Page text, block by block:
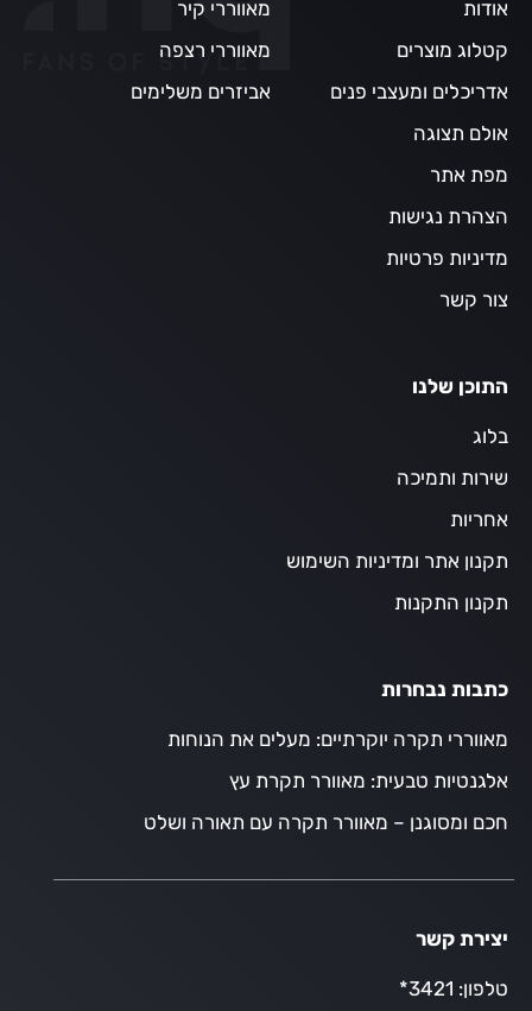
אודות
קטלוג מוצרים
אדריכלים ומעצבי פנים
אולם תצוגה
מפת אתר
הצהרת נגישות
מדיניות פרטיות
צור קשר
מאווררי קיר
מאווררי רצפה
אביזרים משלימים
התוכן שלנו
בלוג
שירות ותמיכה
אחריות
תקנון אתר ומדיניות השימוש
תקנון התקנות
כתבות נבחרות
מאווררי תקרה יוקרתיים: מעלים את הנוחות
אלגנטיות טבעית: מאוורר תקרת עץ
חכם ומסוגנן – מאוורר תקרה עם תאורה ושלט
יצירת קשר
טלפון: 3421*